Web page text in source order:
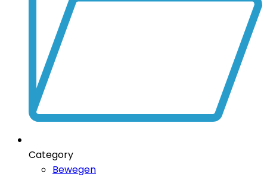
Category
Bewegen